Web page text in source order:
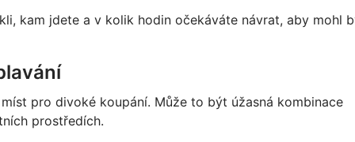
kam jdete a v kolik hodin očekáváte návrat, aby mohl
pro divoké koupání. Může to být úžasná kombinace
prostředích.